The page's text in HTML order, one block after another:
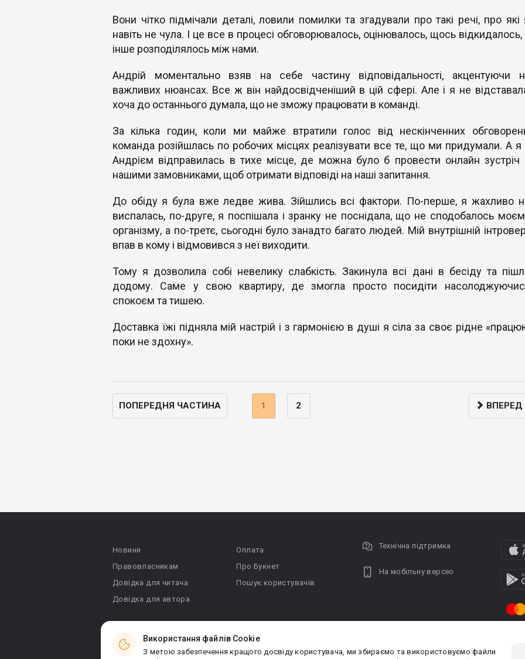
Вони чітко підмічали деталі, ловили помилки та згадували про такі речі, про які
навіть не чула. І це все в процесі обговорювалось, оцінювалось, щось відкидалось,
інше розподілялось між нами.
Андрій моментально взяв на себе частину відповідальності, акцентуючи
важливих нюансах. Все ж він найдосвідченіший в цій сфері. Але і я не
хоча до останнього думала, що не зможу працювати в команді.
За кілька годин, коли ми майже втратили голос від нескінченних
команда розійшлась по робочих місцях реалізувати все те, що ми придумали. А я
Андрієм відправилась в тихе місце, де можна було б провести онлайн зустріч
нашими замовниками, щоб отримати відповіді на наші запитання.
До обіду я була вже ледве жива. Зійшлись всі фактори. По-перше, я жахливо
виспалась, по-друге, я поспішала і зранку не поснідала, що не сподобалось
організму, а по-третє, сьогодні було занадто багато людей. Мій внутрішній
впав в кому і відмовився з неї виходити.
Тому я дозволила собі невелику слабкість. Закинула всі дані в бесіду та
додому. Саме у свою квартиру, де змогла просто посидіти
спокоєм та тишею.
Доставка їжі підняла мій настрій і з гармонією в душі я сіла за своє рідне
поки не здохну».
ПОПЕРЕДНЯ ЧАСТИНА 1 2 ВПЕРЕД
Використання файлів Cookie
З метою забезпечення кращого досвіду користувача, ми збираємо та використовуємо файли
Новини
Правовласникам
Довідка для читача
Довідка для автора
Оплата
Про Букнет
Пошук користувачів
Технічна підтримка
На мобільну версію
© 2026 Booknet. Всі права захищено. Privacy policy Угода